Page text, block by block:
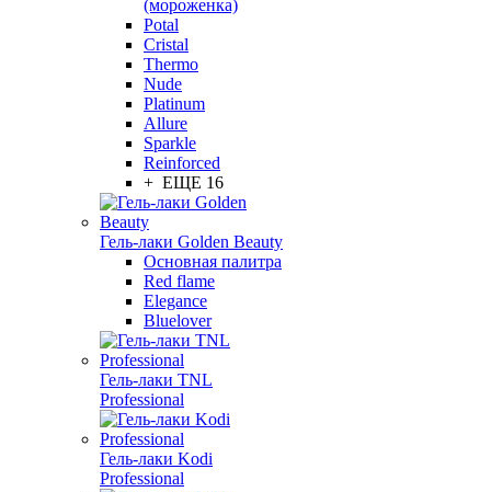
(мороженка)
Potal
Cristal
Thermo
Nude
Platinum
Allure
Sparkle
Reinforced
+ ЕЩЕ 16
Гель-лаки Golden Beauty
Основная палитра
Red flame
Elegance
Bluelover
Гель-лаки TNL
Professional
Гель-лаки Kodi
Professional